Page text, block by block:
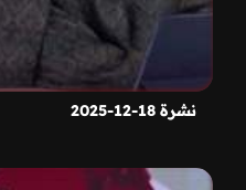
نشرة 18-12-2025